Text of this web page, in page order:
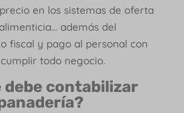
en los sistemas de oferta
además del
fiscal y pago al personal con
todo negocio.
debe contabilizar